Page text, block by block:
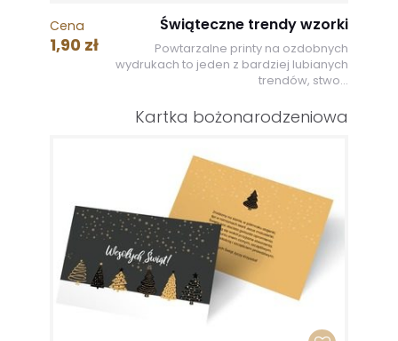
Cena
1,90 zł
Świąteczne trendy wzorki
Powtarzalne printy na ozdobnych
wydrukach to jeden z bardziej lubianych
trendów, stwo...
Kartka bożonarodzeniowa